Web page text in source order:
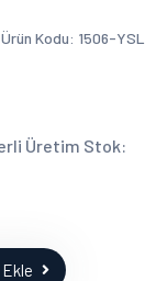
Ürün Kodu: 1506-YSL
Üretim Stok: